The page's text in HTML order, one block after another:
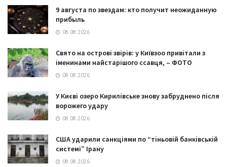
9 августа по звездам: кто получит неожиданную
прибыль
08.08.2026
Свято на острові звірів: у Київзоо привітали з
іменинами найстарішого ссавця, – ФОТО
08.08.2026
У Києві озеро Кирилівське знову забруднено після
ворожего удару
08.08.2026
США ударили санкціями по “тіньовій банківській
системі” Ірану
08.08.2026